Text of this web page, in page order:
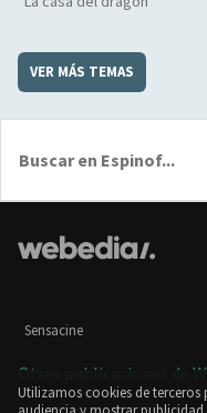
VER MÁS TEMAS
Sensacine
Otras publicaciones de
Utilizamos cookies de terceros